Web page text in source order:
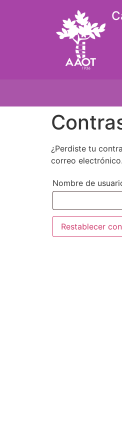
¿Perdiste tu
correo electrónico.
Nombre de
Restablecer